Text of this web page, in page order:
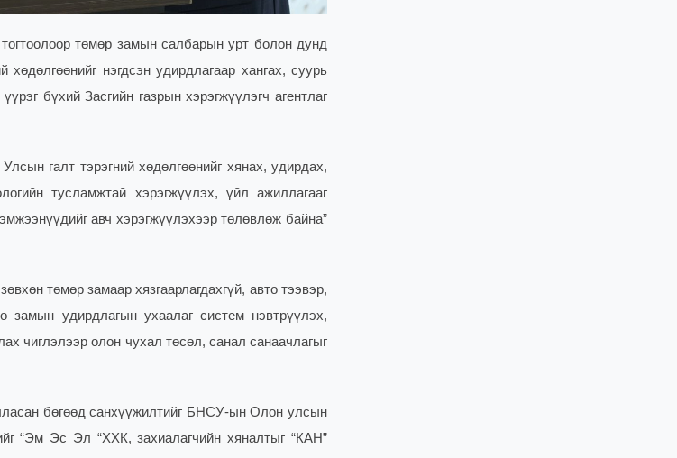
төмөр замын салбарын урт болон дунд
хөдөлгөөнийг нэгдсэн удирдлагаар хангах, суурь
бүхий Засгийн газрын хэрэгжүүлэгч агентлаг
галт тэрэгний хөдөлгөөнийг хянах, удирдах,
тусламжтай хэрэгжүүлэх, үйл ажиллагааг
авч хэрэгжүүлэхээр төлөвлөж байна”
төмөр замаар хязгаарлагдахгүй, авто тээвэр,
замын удирдлагын ухаалаг систем нэвтрүүлэх,
чиглэлээр олон чухал төсөл, санал санаачлагыг
бөгөөд санхүүжилтийг БНСУ-ын Олон улсын
“Эм Эс Эл “ХХК, захиалагчийн хяналтыг “КАН”